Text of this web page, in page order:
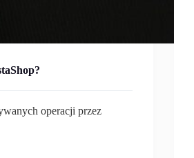
operacji przez